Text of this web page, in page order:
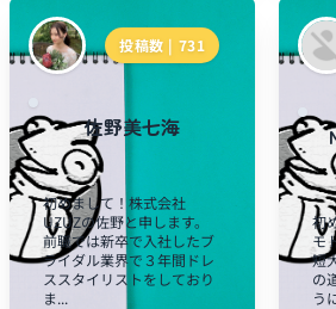
投稿数 | 731
佐野美七海
初めまして！株式会社
UZUZの佐野と申します。
前職では新卒で入社したブ
ライダル業界で３年間ドレ
ススタイリストをしており
ま...
初
モ
短
の
う